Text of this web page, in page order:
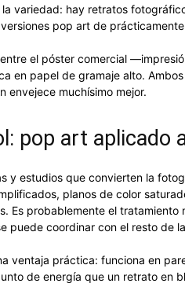
variedad: hay retratos
pop art de
el póster comercial
en papel de gramaje alto.
envejece muchísimo mejor.
pop art aplicado
y estudios que convierten la
planos de color
Es probablemente el
puede coordinar con el resto de
ventaja práctica: funciona en
de energía que un retrato en